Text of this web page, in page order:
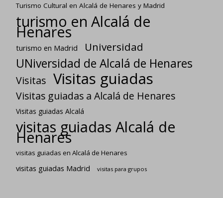
Turismo Cultural en Alcalá de Henares y Madrid
turismo en Alcalá de
Henares
turismo en Madrid Universidad
UNiversidad de Alcalá de Henares
Visitas Visitas guiadas
Visitas guiadas a Alcalá de Henares
Visitas guiadas Alcalá
visitas guiadas Alcalá de
Henares
visitas guiadas en Alcalá de Henares
visitas guiadas Madrid visitas para grupos